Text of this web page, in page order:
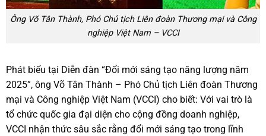
Ông Võ Tân Thành, Phó Chủ tịch Liên đoàn Thương mại và Công
nghiệp Việt Nam – VCCI
Phát biểu tại Diễn đàn “Đổi mới sáng tạo năng lượng năm
2025”, ông Võ Tân Thành – Phó Chủ tịch Liên đoàn Thương
mại và Công nghiệp Việt Nam (VCCI) cho biết: Với vai trò là
tổ chức quốc gia đại diện cho cộng đồng doanh nghiệp,
VCCI nhận thức sâu sắc rằng đổi mới sáng tạo trong lĩnh